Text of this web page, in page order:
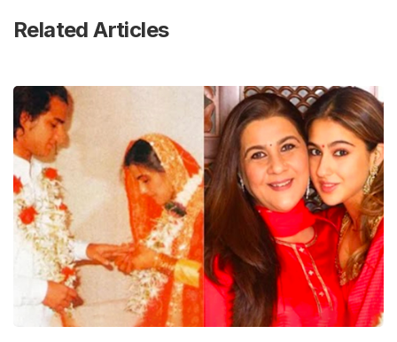
Related Articles